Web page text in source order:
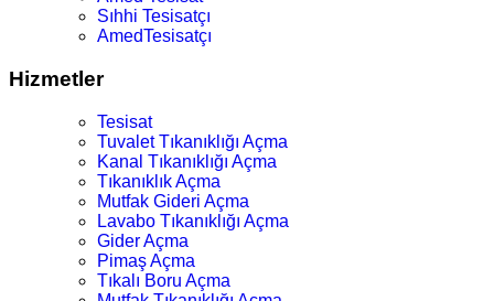
Sıhhi Tesisatçı
AmedTesisatçı
Hizmetler
Tesisat
Tuvalet Tıkanıklığı Açma
Kanal Tıkanıklığı Açma
Tıkanıklık Açma
Mutfak Gideri Açma
Lavabo Tıkanıklığı Açma
Gider Açma
Pimaş Açma
Tıkalı Boru Açma